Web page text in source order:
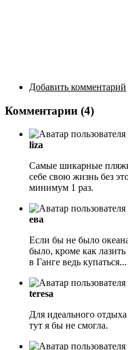
Добавить комментарий
Комментарии (4)
liza
Самые шикарные
себе свою жизнь без
минимум 1 раз.
ева
Если бы не было
было, кроме как
в Ганге ведь купаться...
teresa
Для идеального
тут я бы не смогла.